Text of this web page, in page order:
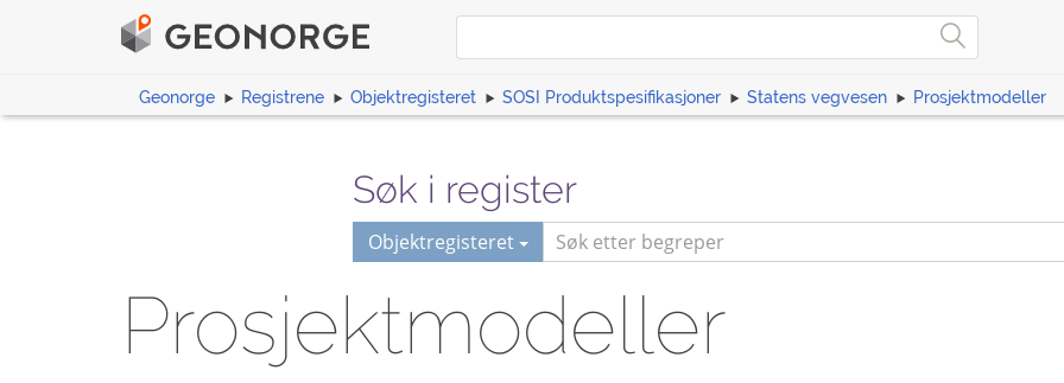
Geonorge Registrene Objektregisteret SOSI Produktspesifikasjoner Statens vegvesen Prosjektmodeller
Søk i register
Objektregisteret
Prosjektmodeller